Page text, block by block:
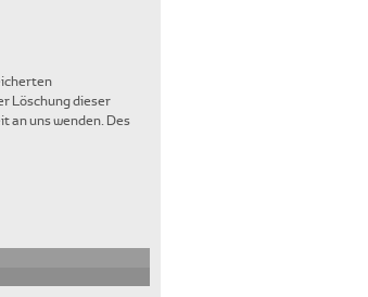
Löschung dieser
an uns wenden. Des